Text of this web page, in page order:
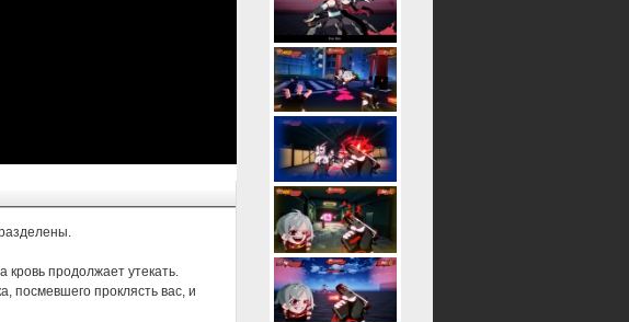
кровь продолжает утекать.
посмевшего проклясть вас, и